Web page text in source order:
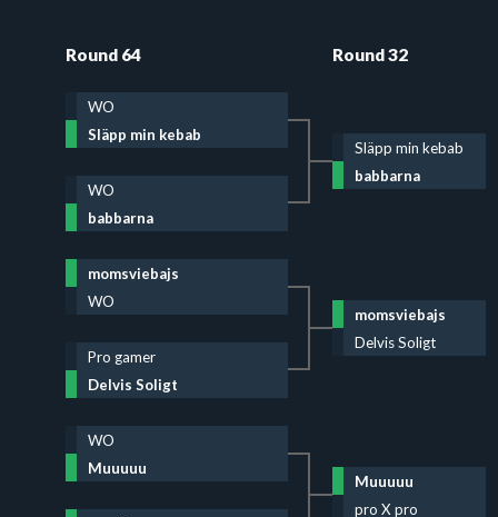
Round 64
WO
Släpp min kebab
WO
babbarna
momsviebajs
WO
Pro gamer
Delvis Soligt
WO
Muuuuu
Round 32
Släpp min kebab
babbarna
momsviebajs
Delvis Soligt
Muuuuu
pro X pro